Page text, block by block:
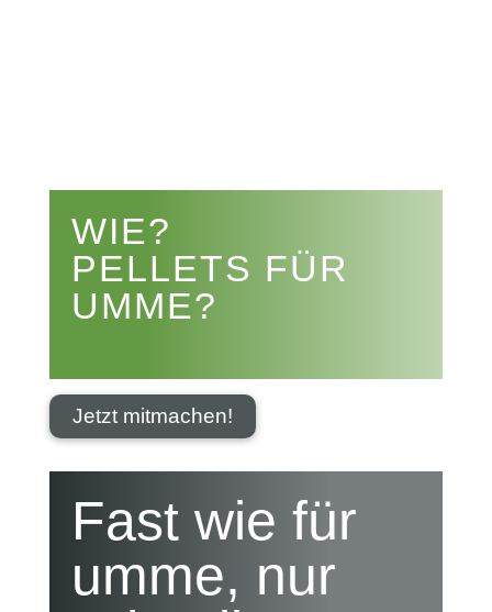
WIE?
PELLETS FÜR
UMME?
Jetzt mitmachen!
Fast wie für
umme, nur